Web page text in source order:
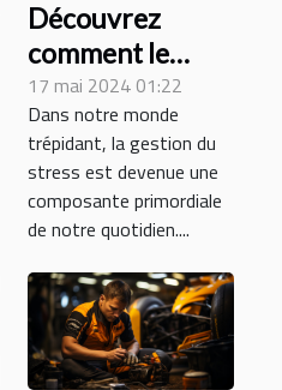
Découvrez
comment le
magnésium
bisglycinate peut
améliorer votre
gestion du stress
quotidien
17 mai 2024 01:22
Dans notre monde
trépidant, la gestion du
stress est devenue une
composante primordiale
de notre quotidien....